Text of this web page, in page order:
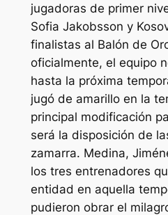
jugadoras de primer
Sofia Jakobsson y
finalistas al Balón de
oficialmente, el equipo
hasta la próxima
jugó de amarillo en la
principal modificación
será la disposición de
zamarra. Medina,
los tres entrenadores
entidad en aquella
pudieron obrar el